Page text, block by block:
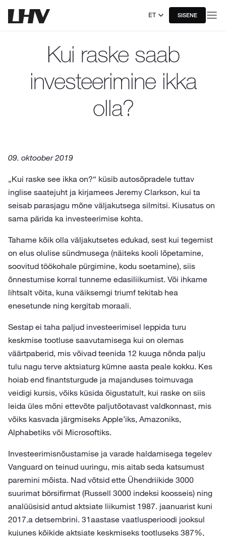
ET SISENE
Kui raske saab
investeerimine ikka
olla?
09. oktoober 2019
„Kui raske see ikka on?“ küsib autosõpradele tuttav
inglise saatejuht ja kirjamees Jeremy Clarkson, kui ta
seisab parasjagu mõne väljakutsega silmitsi. Kiusatus on
sama pärida ka investeerimise kohta.
Tahame kõik olla väljakutsetes edukad, sest kui tegemist
on elus olulise sündmusega (näiteks kooli lõpetamine,
soovitud töökohale pürgimine, kodu soetamine), siis
õnnestumise korral tunneme edasiliikumist. Või ihkame
lihtsalt võita, kuna väiksemgi triumf tekitab hea
enesetunde ning kergitab moraali.
Sestap ei taha paljud investeerimisel leppida turu
keskmise tootluse saavutamisega kui on olemas
väärtpaberid, mis võivad teenida 12 kuuga nõnda palju
tulu nagu terve aktsiaturg kümne aasta peale kokku. Kes
hoiab end finantsturgude ja majanduses toimuvaga
veidigi kursis, võiks küsida õigustatult, kui raske on siis
leida üles mõni ettevõte paljutõotavast valdkonnast, mis
võiks kasvada järgmiseks Apple’iks, Amazoniks,
Alphabetiks või Microsoftiks.
Investeerimisnõustamise ja varade haldamisega tegelev
Vanguard on teinud uuringu, mis aitab seda katsumust
paremini mõista. Nad võtsid ette Ühendriikide 3000
suurimat börsifirmat (Russell 3000 indeksi koosseis) ning
analüüsisid antud aktsiate liikumist 1987. jaanuarist kuni
2017.a detsembrini. 31aastase vaatlusperioodi jooksul
kujunes kõikide aktsiate keskmiseks tootluseks 387%,